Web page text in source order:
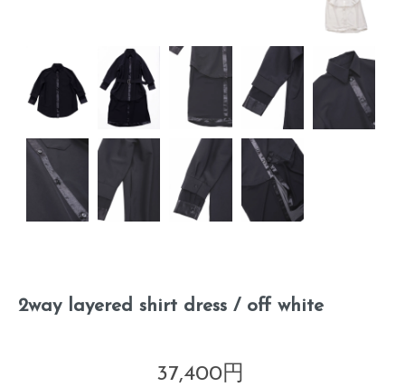
2way layered shirt dress / off white
37,400円